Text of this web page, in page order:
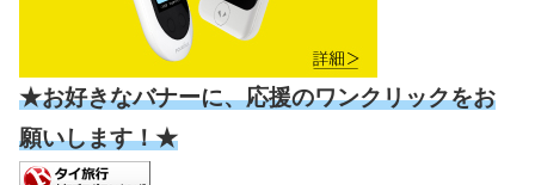
★お好きなバナーに、応援のワンクリックをお
願いします！★